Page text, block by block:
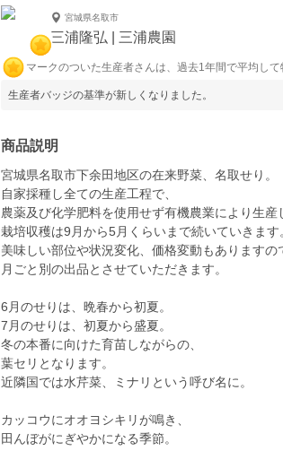
宮城県名取市
三浦隆弘 | 三浦農園
マークのついた生産者さんは、過去1年間で平均して
生産者バッジの基準が新しくなりました。
商品説明
宮城県名取市下余田地区の在来野菜、名取せり。
自家採種し全ての生産工程で、
農薬及び化学肥料を使用せず有機農業により生産
栽培収穫は9月から5月くらいまで続いていきます
美味しい部位や状況変化、価格変動もありますの
月ごと別の出品とさせていただきます。
6月のせりは、晩春から初夏。
7月のせりは、初夏から盛夏。
冬の本番に向けた育苗しながらの、
葉セリとなります。
近隣国では水芹菜、ミナリという呼び名に。
カッコウにオオヨシキリが鳴き、
田んぼがにぎやかになる季節。